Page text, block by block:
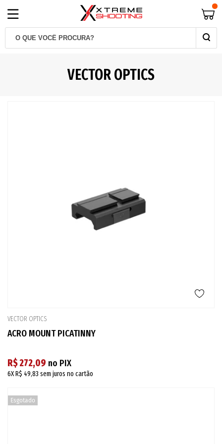
VECTOR OPTICS
VECTOR OPTICS
ACRO MOUNT PICATINNY
R$ 272,09 no PIX
6XR$ 49,83 sem juros no cartão
Esgotado